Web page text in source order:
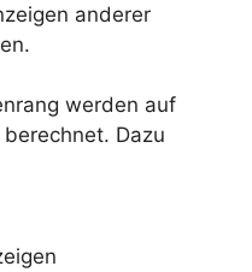
anderer
werden auf
Dazu